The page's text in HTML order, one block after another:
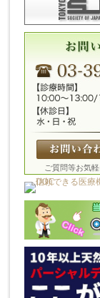
ご質問等お気